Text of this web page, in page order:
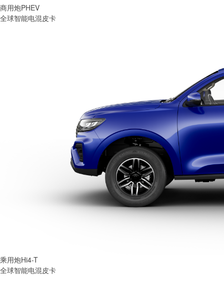
商用炮PHEV
全球智能电混皮卡
乘用炮Hi4-T
全球智能电混皮卡